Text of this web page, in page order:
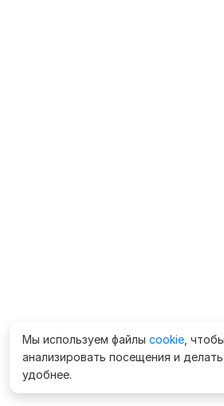
Мы используем файлы cookie , чтобы
анализировать посещения и
удобнее.